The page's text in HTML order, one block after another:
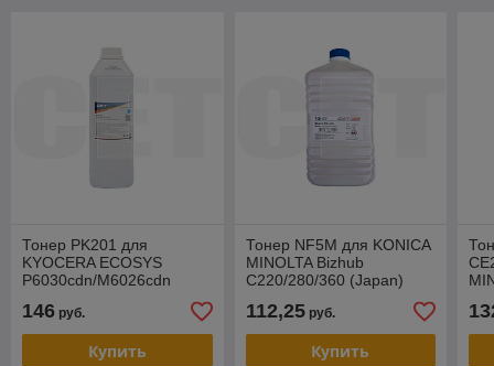
Тонер PK201 для
KYOCERA ECOSYS
P6030cdn/M6026cdn
(унив.), OSP0201C-500
146 руб.
Купить
Тонер NF5M для KONICA
MINOLTA Bizhub
C220/280/360 (Japan)
Magenta, 500г/бут, (унив.),
CET8812500
112,25руб.
Купить